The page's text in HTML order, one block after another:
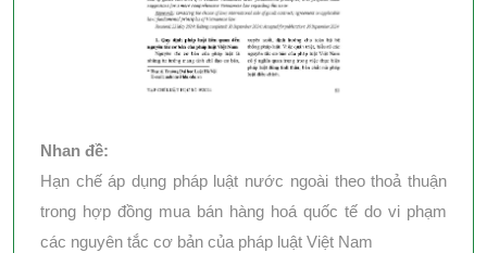
Nhan đề:
Hạn chế áp dụng pháp luật nước ngoài theo thoả thuận
trong hợp đồng mua bán hàng hoá quốc tế do vi phạm
các nguyên tắc cơ bản của pháp luật Việt Nam